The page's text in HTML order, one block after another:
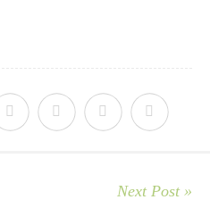
Next Post »